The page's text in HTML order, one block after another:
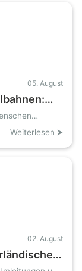
05. August
Jobangst
Weiterlesen ⮞
02. August